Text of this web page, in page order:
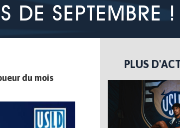
DE SEPTEMBRE !
du mois
PLUS